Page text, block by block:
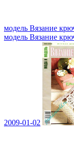
модель Вязание
модель Вязание
2009-01-02